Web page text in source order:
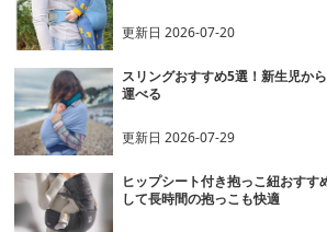
更新日2026-07-20
スリングおすすめ5選！新生児か
運べる
更新日2026-07-29
ヒップシート付き抱っこ紐おすす
して長時間の抱っこも快適